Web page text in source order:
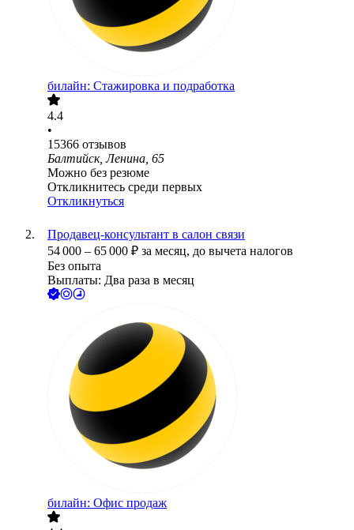
билайн: Стажировка и подработка
4.4
•
15366 отзывов
Балтийск, Ленина, 65
Можно без резюме
Откликнитесь среди первых
Откликнуться
Продавец-консультант в салон связи
54 000 – 65 000 ₽ за месяц, до вычета налогов
Без опыта
Выплаты: Два раза в месяц
билайн: Офис продаж